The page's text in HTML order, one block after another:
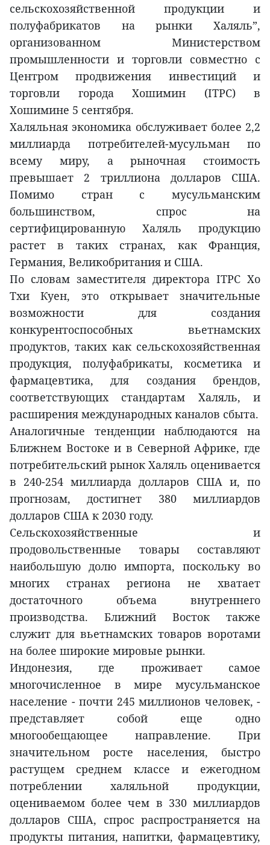
сельскохозяйственной продукции и
полуфабрикатов на рынки Халяль”,
организованном Министерством
промышленности и торговли совместно с
Центром продвижения инвестиций и
торговли города Хошимин (ITPC) в
Хошимине 5 сентября.
Халяльная экономика обслуживает более 2,2
миллиарда потребителей-мусульман по
всему миру, а рыночная стоимость
превышает 2 триллиона долларов США.
Помимо стран с мусульманским
большинством, спрос на
сертифицированную Халяль продукцию
растет в таких странах, как Франция,
Германия, Великобритания и США.
По словам заместителя директора ITPC Хо
Тхи Куен, это открывает значительные
возможности для создания
конкурентоспособных вьетнамских
продуктов, таких как сельскохозяйственная
продукция, полуфабрикаты, косметика и
фармацевтика, для создания брендов,
соответствующих стандартам Халяль, и
расширения международных каналов сбыта.
Аналогичные тенденции наблюдаются на
Ближнем Востоке и в Северной Африке, где
потребительский рынок Халяль оценивается
в 240-254 миллиарда долларов США и, по
прогнозам, достигнет 380 миллиардов
долларов США к 2030 году.
Сельскохозяйственные и
продовольственные товары составляют
наибольшую долю импорта, поскольку во
многих странах региона не хватает
достаточного объема внутреннего
производства. Ближний Восток также
служит для вьетнамских товаров воротами
на более широкие мировые рынки.
Индонезия, где проживает самое
многочисленное в мире мусульманское
население - почти 245 миллионов человек, -
представляет собой еще одно
многообещающее направление. При
значительном росте населения, быстро
растущем среднем классе и ежегодном
потреблении халяльной продукции,
оцениваемом более чем в 330 миллиардов
долларов США, спрос распространяется на
продукты питания, напитки, фармацевтику,